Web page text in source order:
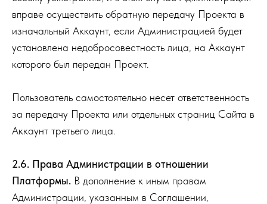
вправе осуществить обратную передачу Проекта в
изначальный Аккаунт, если Администрацией будет
установлена недобросовестность лица, на Аккаунт
которого был передан Проект.
Пользователь самостоятельно несет ответственность
за передачу Проекта или отдельных страниц Сайта в
Аккаунт третьего лица.
2.6. Права Администрации в отношении
Платформы. В дополнение к иным правам
Администрации, указанным в Соглашении,